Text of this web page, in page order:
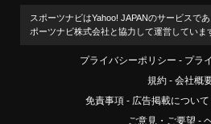
スポーツナビはYahoo! JAPANのサービスで
ポーツナビ株式会社と協力して運営していま
プライバシーポリシー
プラ
規約
会社概
免責事項
広告掲載について
ご意見・ご要望